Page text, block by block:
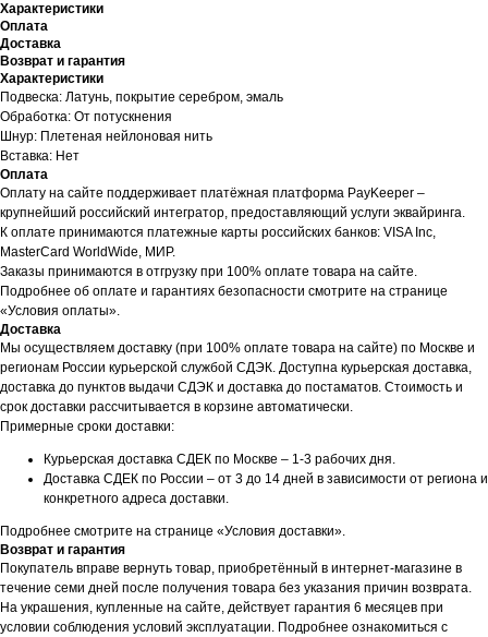
Характеристики
Оплата
Доставка
Возврат и гарантия
Характеристики
Подвеска: Латунь, покрытие серебром, эмаль
Обработка: От потускнения
Шнур: Плетеная нейлоновая нить
Вставка: Нет
Оплата
Оплату на сайте поддерживает платёжная платформа PayKeeper –
крупнейший российский интегратор, предоставляющий услуги эквайринга.
К оплате принимаются платежные карты российских банков: VISA Inc,
MasterCard WorldWide, МИР.
Заказы принимаются в отгрузку при 100% оплате товара на сайте.
Подробнее об оплате и гарантиях безопасности смотрите на странице
«Условия оплаты».
Доставка
Мы осуществляем доставку (при 100% оплате товара на сайте) по Москве и
регионам России курьерской службой СДЭК. Доступна курьерская доставка,
доставка до пунктов выдачи СДЭК и доставка до постаматов. Стоимость и
срок доставки рассчитывается в корзине автоматически.
Примерные сроки доставки:
Курьерская доставка СДЕК по Москве – 1-3 рабочих дня.
Доставка СДЕК по России – от 3 до 14 дней в зависимости от региона и
конкретного адреса доставки.
Подробнее смотрите на странице «Условия доставки».
Возврат и гарантия
Покупатель вправе вернуть товар, приобретённый в интернет-магазине в
течение семи дней после получения товара без указания причин возврата.
На украшения, купленные на сайте, действует гарантия 6 месяцев при
условии соблюдения условий эксплуатации. Подробнее ознакомиться с